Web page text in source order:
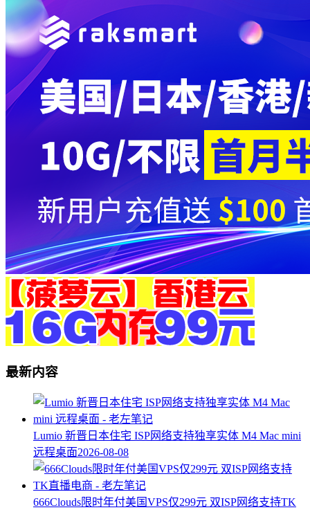
最新内容
Lumio 新晋日本住宅 ISP网络支持独享实体 M4 Mac mini
远程桌面2026-08-08
666Clouds限时年付美国VPS仅299元 双ISP网络支持TK